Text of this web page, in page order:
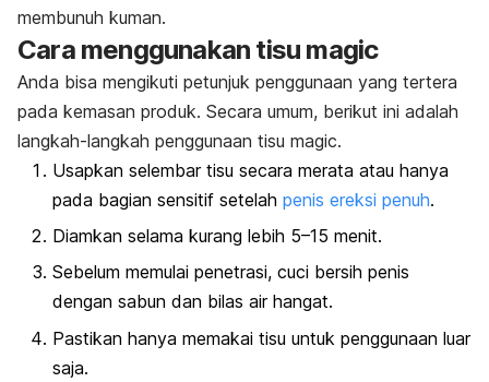
membunuh kuman.
Cara menggunakan tisu magic
Anda bisa mengikuti petunjuk penggunaan yang tertera
pada kemasan produk. Secara umum, berikut ini adalah
langkah-langkah penggunaan tisu magic.
Usapkan selembar tisu secara merata atau hanya
pada bagian sensitif setelah penis ereksi penuh.
Diamkan selama kurang lebih 5–15 menit.
Sebelum memulai penetrasi, cuci bersih penis
dengan sabun dan bilas air hangat.
Pastikan hanya memakai tisu untuk penggunaan luar
saja.